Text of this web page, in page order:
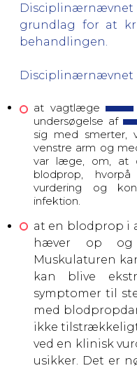
grundlag for at
behandlingen.
Disciplinærnævnet
at vagtlæge
undersøgelse af
sig med smerter,
venstre arm og
var læge, om, at
blodprop,
vurdering og
infektion.
at en blodprop i
hæver op og
Muskulaturen
kan blive
symptomer til
med
ikke
ved en klinisk
usikker. Det er